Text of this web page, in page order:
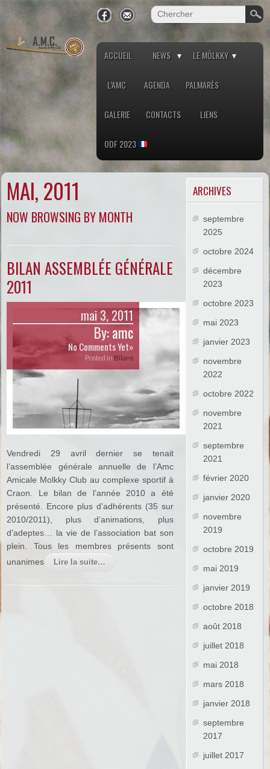
ACCUEIL NEWS LE MÖLKKY
L’AMC AGENDA PALMARÈS
GALERIE CONTACTS LIENS
ODF 2023
MAI, 2011
NOW BROWSING BY MONTH
BILAN ASSEMBLÉE GÉNÉRALE
2011
mai 3, 2011
By:amc
No Comments Yet»
Posted in Bilans
Vendredi 29 avril dernier se tenait
l’assemblée générale annuelle de l’Amc
Amicale Molkky Club au complexe sportif à
Craon. Le bilan de l’année 2010 a été
présenté. Encore plus d’adhérents (35 sur
2010/2011), plus d’animations, plus
d’adeptes… la vie de l’association bat son
plein. Tous les membres présents sont
unanimes
Lire la suite…
ARCHIVES
septembre
2025
octobre 2024
décembre
2023
octobre 2023
mai 2023
janvier 2023
novembre
2022
octobre 2022
novembre
2021
septembre
2021
février 2020
janvier 2020
novembre
2019
octobre 2019
mai 2019
janvier 2019
octobre 2018
août 2018
juillet 2018
mai 2018
mars 2018
janvier 2018
septembre
2017
juillet 2017